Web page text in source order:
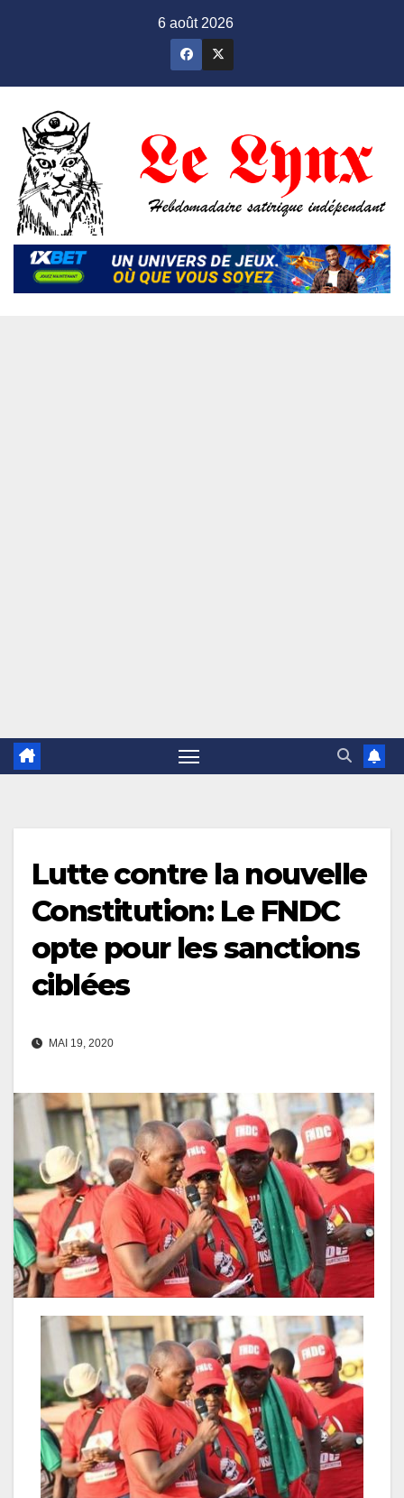
6 août 2026
Lutte contre la nouvelle
Constitution: Le FNDC
opte pour les sanctions
ciblées
MAI 19, 2020